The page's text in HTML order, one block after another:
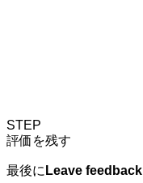
STEP
評価を残す
最後に Leave feedback